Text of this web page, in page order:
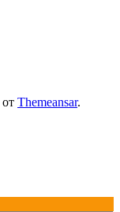
от Themeansar.